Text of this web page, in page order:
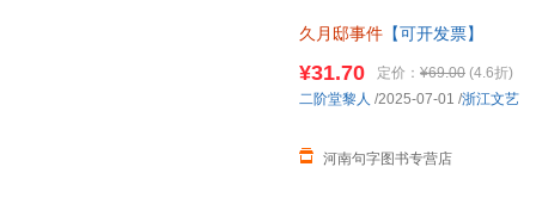
久月邸事件 【可开发票】
¥31.70 定价： ¥69.00 (4.6折)
河南句字图书专营店
二阶堂黎人 /2025-07-01 /浙江文艺